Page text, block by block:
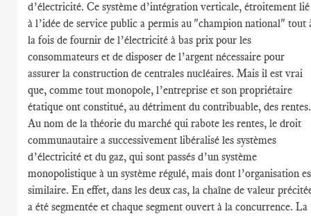
d’électricité. Ce système d’intégration verticale, étroitement lié
à l’idée de service public a permis au "champion national" tout
la fois de fournir de l’électricité à bas prix pour les
consommateurs et de disposer de l’argent nécessaire pour
assurer la construction de centrales nucléaires. Mais il est vrai
que, comme tout monopole, l’entreprise et son propriétaire
étatique ont constitué, au détriment du contribuable, des rentes.
Au nom de la théorie du marché qui rabote les rentes, le droit
communautaire a successivement libéralisé les systèmes
d’électricité et du gaz, qui sont passés d’un système
monopolistique à un système régulé, mais dont l’organisation
similaire. En effet, dans les deux cas, la chaîne de valeur
a été segmentée et chaque segment ouvert à la concurrence. La